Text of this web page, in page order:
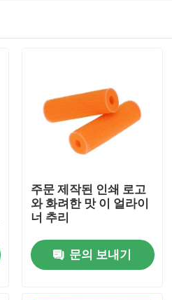
주문 제작된 인쇄 로고
와 화려한 맛 이 얼라이
너 추리
문의 보내기